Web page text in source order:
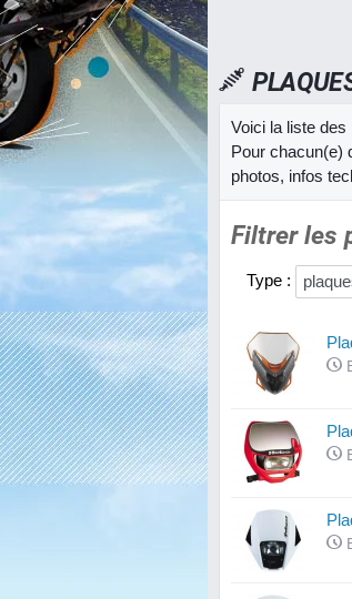
Voici la liste
Pour chacun(e)
photos, infos
Filtrer les
Type :